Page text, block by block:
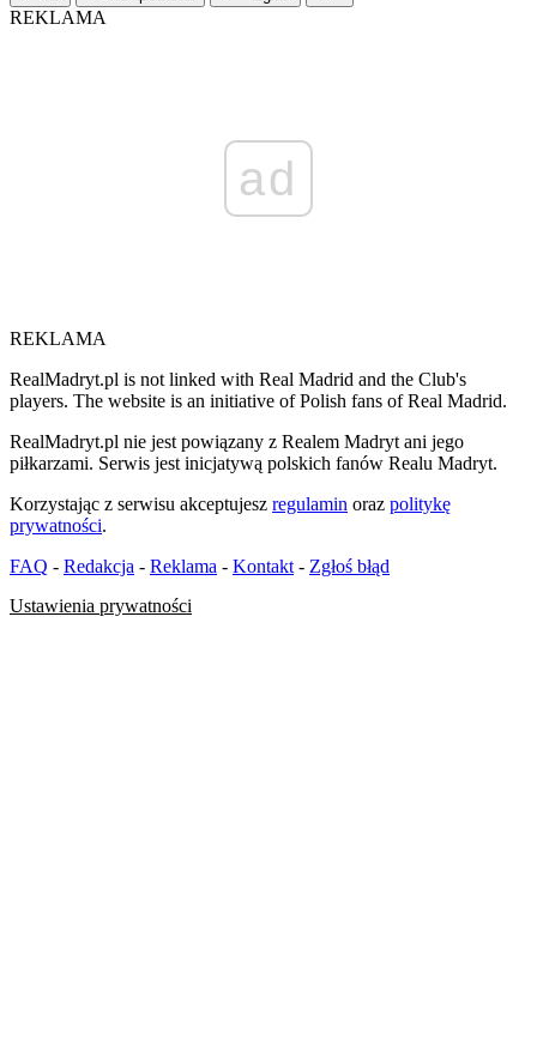
REKLAMA
ad
REKLAMA
RealMadryt.pl is not linked with Real Madrid and the Club's
players. The website is an initiative of Polish fans of Real Madrid.
RealMadryt.pl nie jest powiązany z Realem Madryt ani jego
piłkarzami. Serwis jest inicjatywą polskich fanów Realu Madryt.
Korzystając z serwisu akceptujesz regulamin oraz politykę
prywatności.
FAQ - Redakcja - Reklama - Kontakt - Zgłoś błąd
Ustawienia prywatności